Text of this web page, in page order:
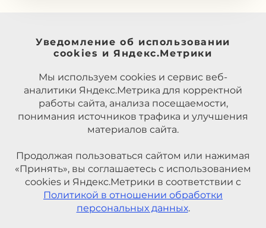
Уведомление об использовании
cookies и Яндекс.Метрики
Мы используем cookies и сервис веб-
аналитики Яндекс.Метрика для корректной
работы сайта, анализа посещаемости,
понимания источников трафика и улучшения
материалов сайта.
Продолжая пользоваться сайтом или нажимая
«Принять», вы соглашаетесь с использованием
cookies и Яндекс.Метрики в соответствии с
Политикой в отношении обработки
персональных данных.